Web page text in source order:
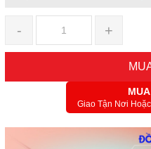
- +
Giao Tận Nơi